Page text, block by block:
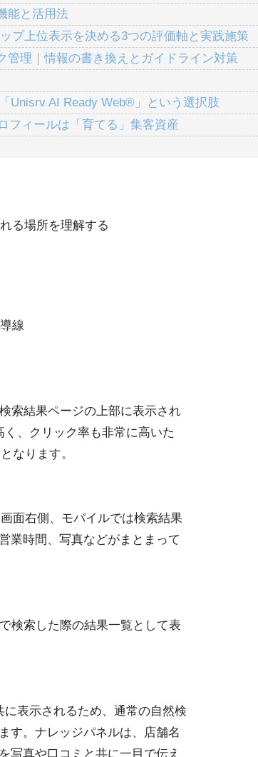
能と活用法
プ上位表示を決める3つの評価軸と実践施策
管理｜情報の書き換えとガイドライン対策
Unisrv AI Ready Web®」という選択肢
フィールは「育てる」集客資産
る場所を理解する
線
索結果ページの上部に表示され
、クリック率も非常に高いた
なります。
面右側、モバイルでは検索結果
業時間、写真などがまとまって
検索した際の結果一覧として表
表示されるため、通常の自然検
す。ナレッジパネルは、店舗名
写真や口コミと共に一目で伝え